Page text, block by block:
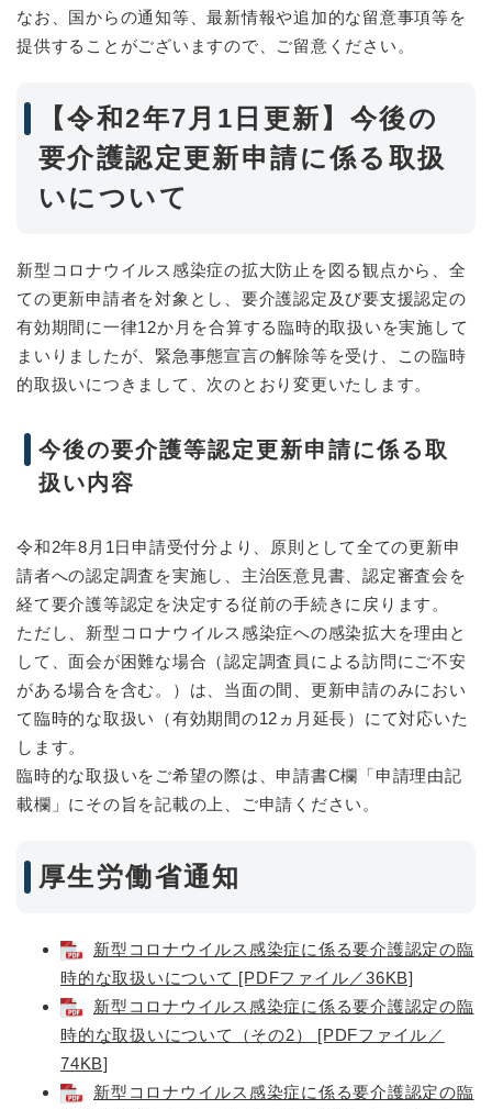
なお、国からの通知等、最新情報や追加的な留意事項等を
提供することがございますので、ご留意ください。
【令和2年7月1日更新】今後の
要介護認定更新申請に係る取扱
いについて
新型コロナウイルス感染症の拡大防止を図る観点から、全
ての更新申請者を対象とし、要介護認定及び要支援認定の
有効期間に一律12か月を合算する臨時的取扱いを実施して
まいりましたが、緊急事態宣言の解除等を受け、この臨時
的取扱いにつきまして、次のとおり変更いたします。
今後の要介護等認定更新申請に係る取
扱い内容
令和2年8月1日申請受付分より、原則として全ての更新申
請者への認定調査を実施し、主治医意見書、認定審査会を
経て要介護等認定を決定する従前の手続きに戻ります。
ただし、新型コロナウイルス感染症への感染拡大を理由と
して、面会が困難な場合（認定調査員による訪問にご不安
がある場合を含む。）は、当面の間、更新申請のみにおい
て臨時的な取扱い（有効期間の12ヵ月延長）にて対応いた
します。
臨時的な取扱いをご希望の際は、申請書C欄「申請理由記
載欄」にその旨を記載の上、ご申請ください。
厚生労働省通知
新型コロナウイルス感染症に係る要介護認定の臨
時的な取扱いについて [PDFファイル／36KB]
新型コロナウイルス感染症に係る要介護認定の臨
時的な取扱いについて（その2） [PDFファイル／
74KB]
新型コロナウイルス感染症に係る要介護認定の臨